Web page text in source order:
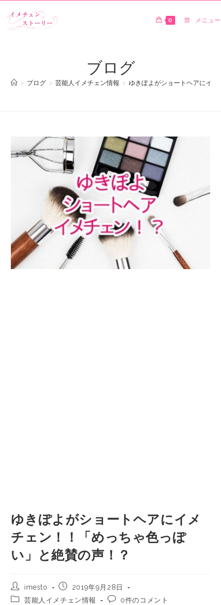
0 メニュー
ブログ
> ブログ > 芸能人イメチェン情報 > ゆきぽよがショートヘアにイ
ゆきぽよがショートヘアにイメ
チェン！！「めっちゃ色っぽ
い」と絶賛の声！？
imesto
2019年9月28日
芸能人イメチェン情報
0件のコメント